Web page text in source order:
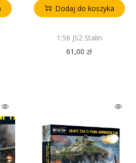
Dodaj do koszyka
1:56 JS2 Stalin
61,00 zł